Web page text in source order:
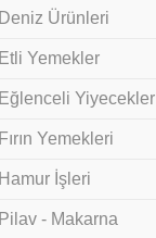
Deniz Ürünleri
Etli Yemekler
Eğlenceli Yiyecekler
Fırın Yemekleri
Hamur İşleri
Pilav - Makarna